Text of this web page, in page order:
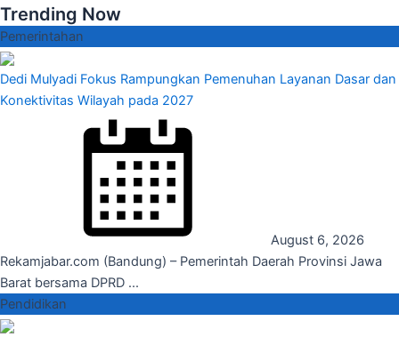
Trending Now
Pemerintahan
Dedi Mulyadi Fokus Rampungkan Pemenuhan Layanan Dasar dan
Konektivitas Wilayah pada 2027
August 6, 2026
Rekamjabar.com (Bandung) – Pemerintah Daerah Provinsi Jawa
Barat bersama DPRD ...
Pendidikan